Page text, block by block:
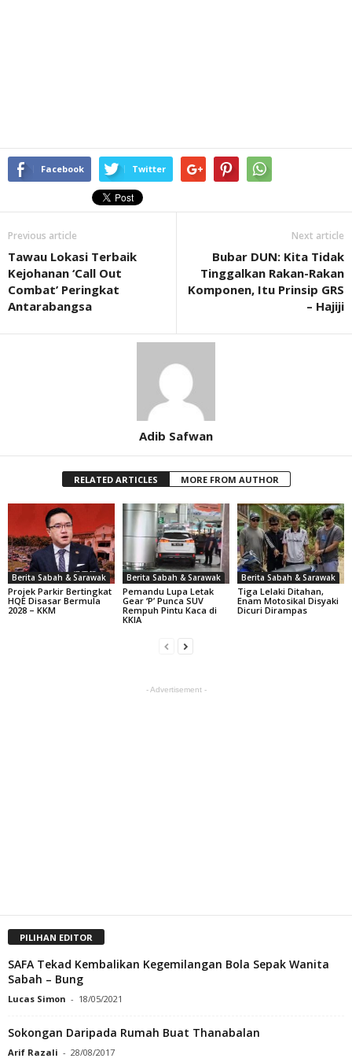
Facebook Twitter
Previous article
Tawau Lokasi Terbaik
Kejohanan ‘Call Out
Combat’ Peringkat
Antarabangsa
Next article
Bubar DUN: Kita Tidak
Tinggalkan Rakan-Rakan
Komponen, Itu Prinsip GRS
– Hajiji
Adib Safwan
RELATED ARTICLES MORE FROM AUTHOR
Berita Sabah & Sarawak
Projek Parkir Bertingkat
HQE Disasar Bermula
2028 – KKM
Berita Sabah & Sarawak
Pemandu Lupa Letak
Gear ‘P’ Punca SUV
Rempuh Pintu Kaca di
KKIA
Berita Sabah & Sarawak
Tiga Lelaki Ditahan,
Enam Motosikal Disyaki
Dicuri Dirampas
- Advertisement -
PILIHAN EDITOR
SAFA Tekad Kembalikan Kegemilangan Bola Sepak Wanita
Sabah – Bung
Lucas Simon - 18/05/2021
Sokongan Daripada Rumah Buat Thanabalan
Arif Razali - 28/08/2017